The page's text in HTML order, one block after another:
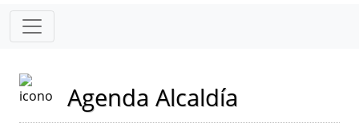
Agenda Alcaldía